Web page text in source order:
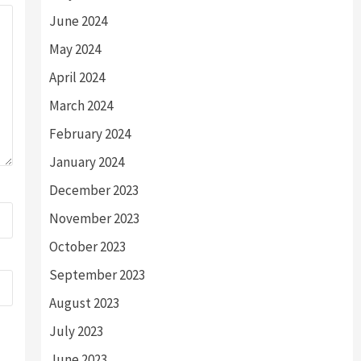
June 2024
May 2024
April 2024
March 2024
February 2024
January 2024
December 2023
November 2023
October 2023
September 2023
August 2023
July 2023